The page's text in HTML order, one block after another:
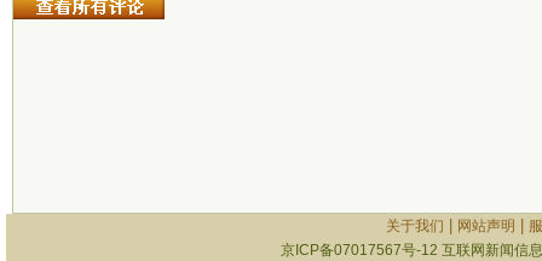
关于我们 网站声明
京ICP备07017567号-12 互联网新闻信